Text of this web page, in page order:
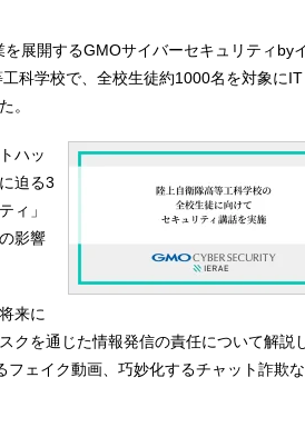
展開するGMOサイバーセキュリティby
科学校で、全校生徒約1000名を対象にIT
。
ハッ
迫る3
ィ」
影響
来に
クを通じた情報発信の責任について解説
ェイク動画、巧妙化するチャット詐欺